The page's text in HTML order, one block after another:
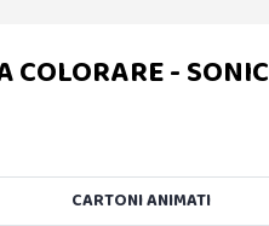
COLORARE - SONIC
CARTONI ANIMATI